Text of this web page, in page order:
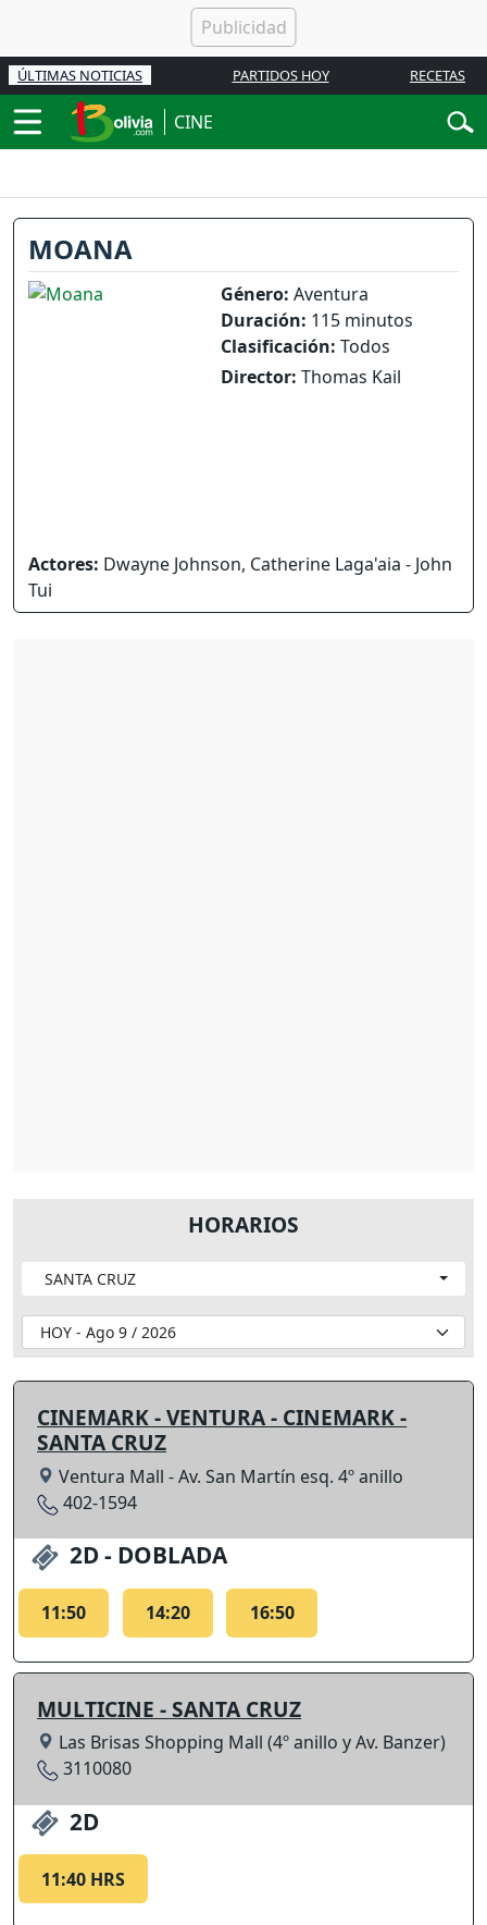
ÚLTIMAS NOTICIAS PARTIDOS HOY RECETAS
CINE
MOANA
Género: Aventura
Duración: 115 minutos
Clasificación: Todos
Director: Thomas Kail
Actores: Dwayne Johnson, Catherine Laga'aia - John
Tui
HORARIOS
SANTA CRUZ
CINEMARK - VENTURA - CINEMARK -
SANTA CRUZ
Ventura Mall - Av. San Martín esq. 4º anillo
402-1594
2D - DOBLADA
11:50 14:20 16:50
MULTICINE - SANTA CRUZ
Las Brisas Shopping Mall (4º anillo y Av. Banzer)
3110080
2D
11:40 HRS